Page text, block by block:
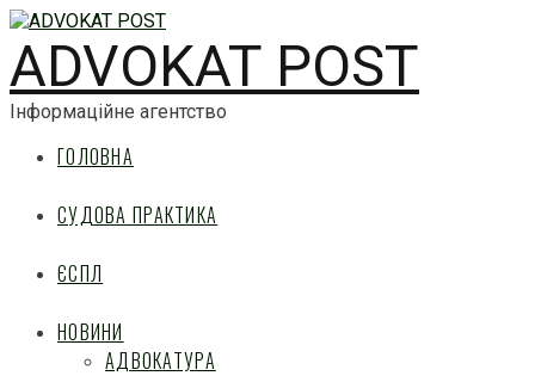
ADVOKAT POST
Інформаційне агентство
ГОЛОВНА
СУДОВА ПРАКТИКА
ЄСПЛ
НОВИНИ
АДВОКАТУРА